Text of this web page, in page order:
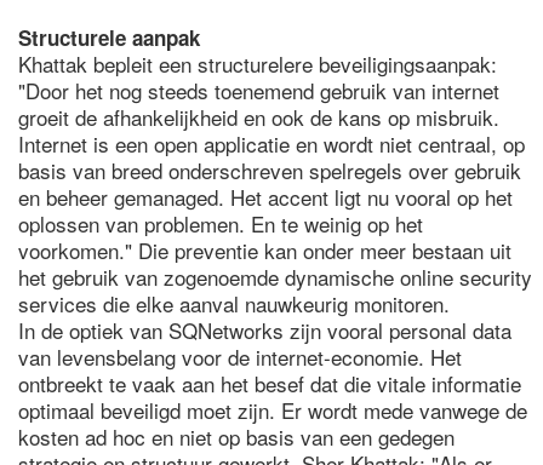
Structurele aanpak
Khattak bepleit een structurelere beveiligingsaanpak:
"Door het nog steeds toenemend gebruik van internet
groeit de afhankelijkheid en ook de kans op misbruik.
Internet is een open applicatie en wordt niet centraal, op
basis van breed onderschreven spelregels over gebruik
en beheer gemanaged. Het accent ligt nu vooral op het
oplossen van problemen. En te weinig op het
voorkomen." Die preventie kan onder meer bestaan uit
het gebruik van zogenoemde dynamische online security
services die elke aanval nauwkeurig monitoren.
In de optiek van SQNetworks zijn vooral personal data
van levensbelang voor de internet-economie. Het
ontbreekt te vaak aan het besef dat die vitale informatie
optimaal beveiligd moet zijn. Er wordt mede vanwege de
kosten ad hoc en niet op basis van een gedegen